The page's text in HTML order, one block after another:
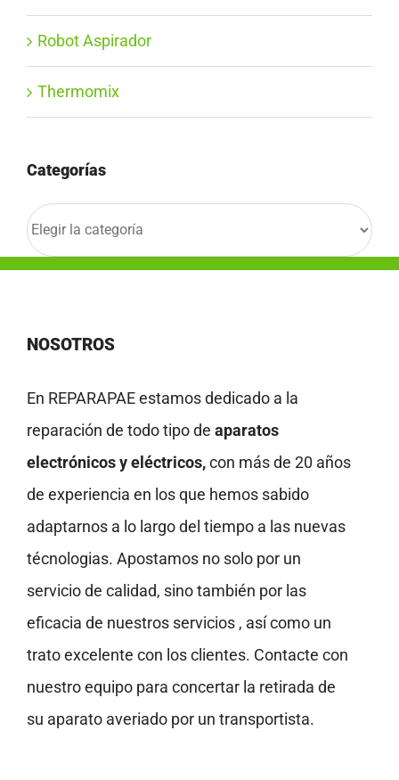
Robot Aspirador
Thermomix
Categorías
Categorías
NOSOTROS
En REPARAPAE estamos dedicado a la
reparación de todo tipo de aparatos
electrónicos y eléctricos,con más de 20 años
de experiencia en los que hemos sabido
adaptarnos a lo largo del tiempo a las nuevas
técnologias. Apostamos no solo por un
servicio de calidad, sino también por las
eficacia de nuestros servicios , así como un
trato excelente con los clientes. Contacte con
nuestro equipo para concertar la retirada de
su aparato averiado por un transportista.